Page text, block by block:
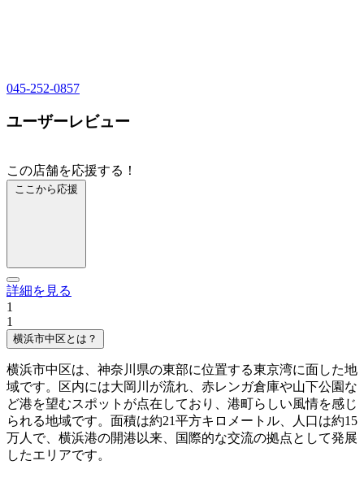
045-252-0857
ユーザーレビュー
この店舗を応援する！
ここから応援
詳細を見る
1
1
横浜市中区とは？
横浜市中区は、神奈川県の東部に位置する東京湾に面した地
域です。区内には大岡川が流れ、赤レンガ倉庫や山下公園な
ど港を望むスポットが点在しており、港町らしい風情を感じ
られる地域です。面積は約21平方キロメートル、人口は約15
万人で、横浜港の開港以来、国際的な交流の拠点として発展
したエリアです。